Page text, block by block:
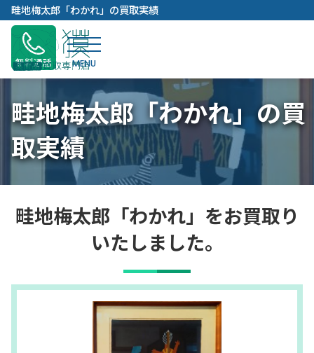
内
容
キ
ッ
プ
畦地梅太郎「わかれ」の買取実績
無料通話
畦地梅太郎「わかれ」の買
取実績
畦地梅太郎「わかれ」をお買取り
いたしました。